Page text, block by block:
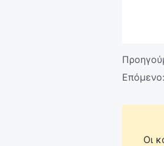
Επόμενο:
Οι